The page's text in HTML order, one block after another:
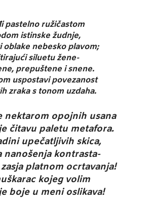
pastelno ružičastom
istinske žudnje,
oblake nebesko plavom;
siluetu žene-
prepuštene i snene.
uspostavi povezanost
zraka s tonom uzdaha.
nektarom opojnih usana
čitavu paletu metafora.
upečatljivih skica,
nanošenja kontrasta-
platnom ocrtavanja!
kojeg volim
boje u meni oslikava!